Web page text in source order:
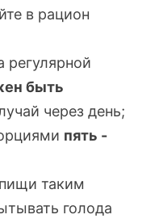
в рацион
регулярной
быть
через день;
пять -
таким
голода